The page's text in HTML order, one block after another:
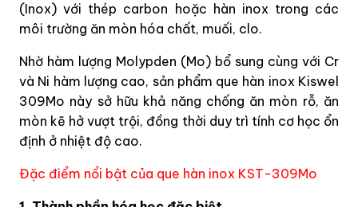
(Inox) với thép carbon hoặc hàn inox trong các
môi trường ăn mòn hóa chất, muối, clo.
Nhờ hàm lượng Molypden (Mo) bổ sung cùng với Cr
và Ni hàm lượng cao, sản phẩm que hàn inox Kiswel
309Mo này sở hữu khả năng chống ăn mòn rỗ, ăn
mòn kẽ hở vượt trội, đồng thời duy trì tính cơ học ổn
định ở nhiệt độ cao.
Đặc điểm nổi bật của que hàn inox KST-309Mo